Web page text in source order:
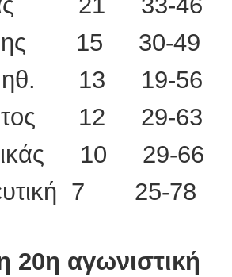
15 30-49
Μηθ. 13 19-56
12 29-63
10 29-66
7 25-78
20η αγωνιστική